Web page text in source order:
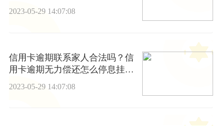
2023-05-29 14:07:08
信用卡逾期联系家人合法吗？信
用卡逾期无力偿还怎么停息挂账
2023-05-29 14:07:08